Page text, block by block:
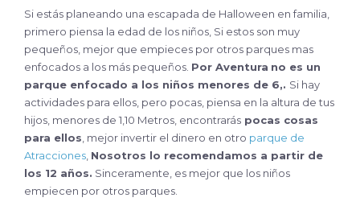
Si estás planeando una escapada de Halloween en familia,
primero piensa la edad de los niños, Si estos son muy
pequeños, mejor que empieces por otros parques mas
enfocados a los más pequeños. Por Aventura no es un
parque enfocado a los niños menores de 6,. Si hay
actividades para ellos, pero pocas, piensa en la altura de tus
hijos, menores de 1,10 Metros, encontrarás pocas cosas
para ellos, mejor invertir el dinero en otro parque de
Atracciones, Nosotros lo recomendamos a partir de
los 12 años. Sinceramente, es mejor que los niños
empiecen por otros parques.